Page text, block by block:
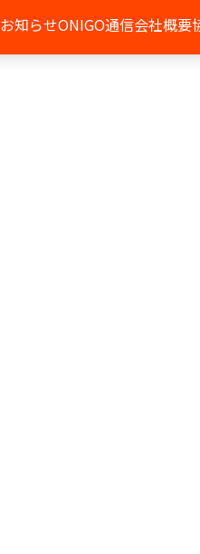
お知らせONIGO通信会社概要